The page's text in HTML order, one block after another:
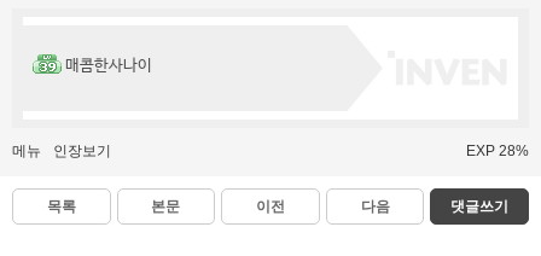
매콤한사나이
메뉴 인장보기 EXP 28%
목록 본문 이전 다음 댓글쓰기